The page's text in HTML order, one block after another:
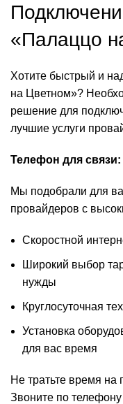
«Палаццо
Хотите быстрый и
на Цветном»?
решение для
лучшие услуги
Телефон для связи:
Мы подобрали для
провайдеров с
Скоростной
Широкий выбор
нужды
Круглосуточная
Установка
для вас время
Не тратьте время на
Звоните по телефону